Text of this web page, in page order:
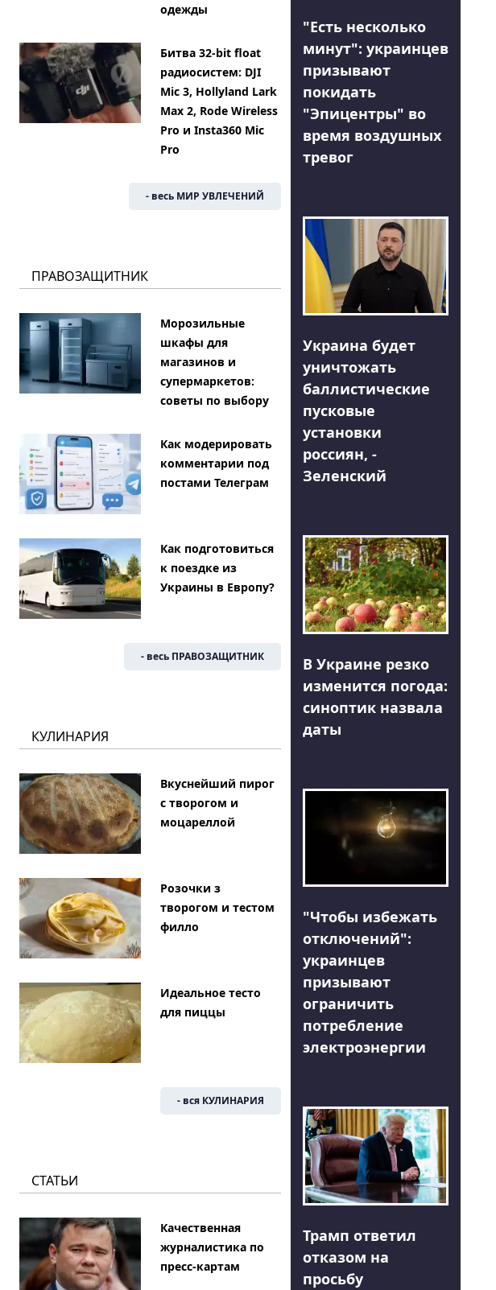
одежды
Битва 32-bit float
радиосистем: DJI
Mic 3, Hollyland Lark
Max 2, Rode Wireless
Pro и Insta360 Mic
Pro
- весь МИР УВЛЕЧЕНИЙ
ПРАВОЗАЩИТНИК
Морозильные
шкафы для
магазинов и
супермаркетов:
советы по выбору
Как модерировать
комментарии под
постами Телеграм
Как подготовиться
к поездке из
Украины в Европу?
- весь ПРАВОЗАЩИТНИК
КУЛИНАРИЯ
Вкуснейший пирог
с творогом и
моцареллой
Розочки з
творогом и тестом
филло
Идеальное тесто
для пиццы
- вся КУЛИНАРИЯ
СТАТЬИ
Качественная
журналистика по
пресс-картам
"Есть несколько
минут": украинцев
призывают
покидать
"Эпицентры" во
время воздушных
тревог
Украина будет
уничтожать
баллистические
пусковые
установки
россиян, -
Зеленский
В Украине резко
изменится погода:
синоптик назвала
даты
"Чтобы избежать
отключений":
украинцев
призывают
ограничить
потребление
электроэнергии
Трамп ответил
отказом на
просьбу